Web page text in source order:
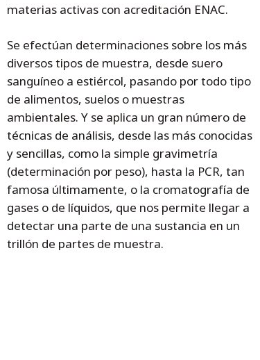
materias activas con acreditación ENAC.
Se efectúan determinaciones sobre los más
diversos tipos de muestra, desde suero
sanguíneo a estiércol, pasando por todo tipo
de alimentos, suelos o muestras
ambientales. Y se aplica un gran número de
técnicas de análisis, desde las más conocidas
y sencillas, como la simple gravimetría
(determinación por peso), hasta la PCR, tan
famosa últimamente, o la cromatografía de
gases o de líquidos, que nos permite llegar a
detectar una parte de una sustancia en un
trillón de partes de muestra.